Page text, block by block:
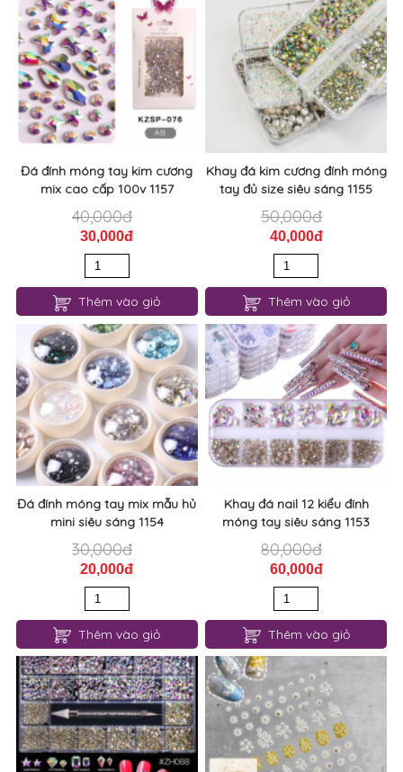
Đá đính móng tay kim cương
mix cao cấp 100v 1157
40,000đ
30,000đ
Thêm vào giỏ
Khay đá kim cương đính móng
tay đủ size siêu sáng 1155
50,000đ
40,000đ
Thêm vào giỏ
Đá đính móng tay mix mẫu hủ
mini siêu sáng 1154
30,000đ
20,000đ
Thêm vào giỏ
Khay đá nail 12 kiểu đính
móng tay siêu sáng 1153
80,000đ
60,000đ
Thêm vào giỏ